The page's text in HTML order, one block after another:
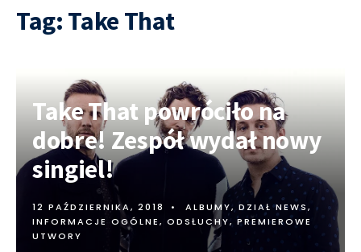
Tag: Take That
Take That powróciło na
dobre! Zespół wydał nowy
singiel!
12 PAŹDZIERNIKA, 2018 • ALBUMY, DZIAŁ NEWS,
INFORMACJE OGÓLNE, ODSŁUCHY, PREMIEROWE
UTWORY